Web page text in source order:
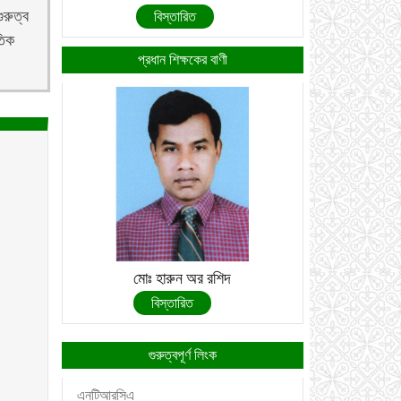
গুরুত্ব
বিস্তারিত
প্রধান শিক্ষকের বাণী
মোঃ হারুন অর রশিদ
বিস্তারিত
গুরুত্বপূর্ণ লিংক
এনটিআরসিএ